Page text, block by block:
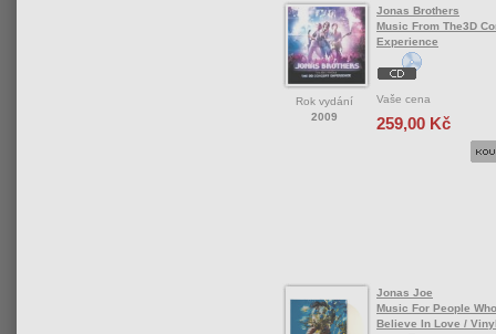
Rok vydání
2009
Jonas Brothers
Music From The3D
Experience
Vaše cena
259,00 Kč
Jonas Joe
Music For People Who
Believe In Love /